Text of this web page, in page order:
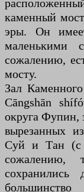
каменный
эры. Он
маленькими
сожалению,
мосту.
Зал
Cāngshān
округа Фупин,
вырезанных
Суй и Тан (с
сожалению,
сохранились